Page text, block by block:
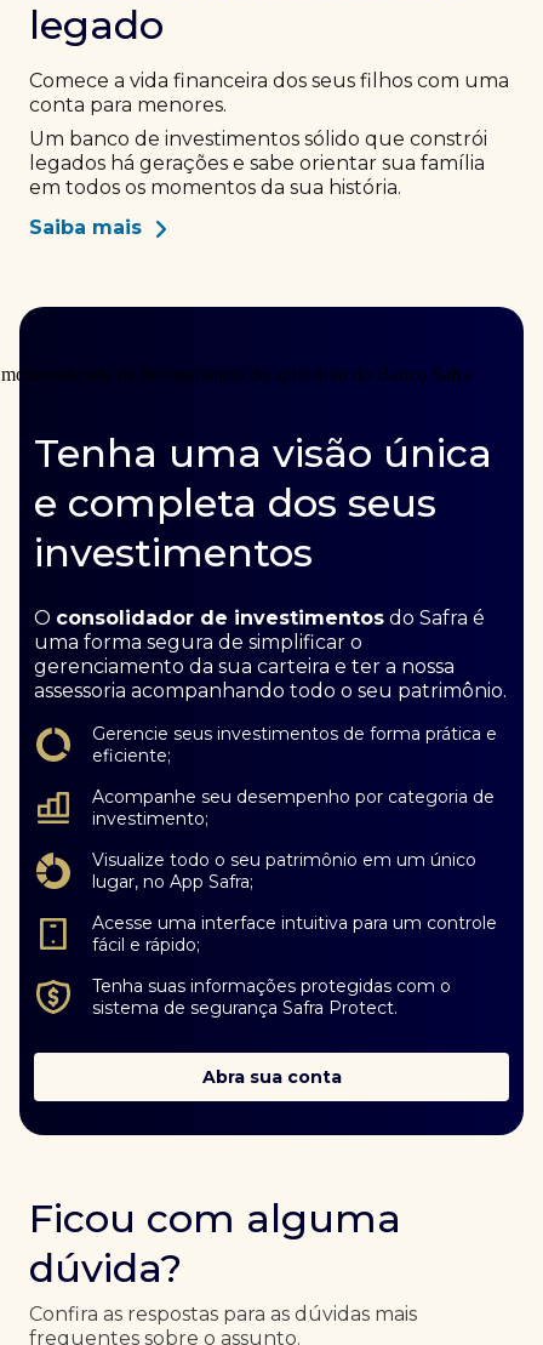
legado
Comece a vida financeira dos seus filhos com uma
conta para menores.
Um banco de investimentos sólido que constrói
legados há gerações e sabe orientar sua família
em todos os momentos da sua história.
Saiba mais
Tenha uma visão única
e completa dos seus
investimentos
O consolidador de investimentos do Safra é
uma forma segura de simplificar o
gerenciamento da sua carteira e ter a nossa
assessoria acompanhando todo o seu patrimônio.
Gerencie seus investimentos de forma prática e
eficiente;
Acompanhe seu desempenho por categoria de
investimento;
Visualize todo o seu patrimônio em um único
lugar, no App Safra;
Acesse uma interface intuitiva para um controle
fácil e rápido;
Tenha suas informações protegidas com o
sistema de segurança Safra Protect.
Abra sua conta
Ficou com alguma
dúvida?
Confira as respostas para as dúvidas mais
frequentes sobre o assunto.